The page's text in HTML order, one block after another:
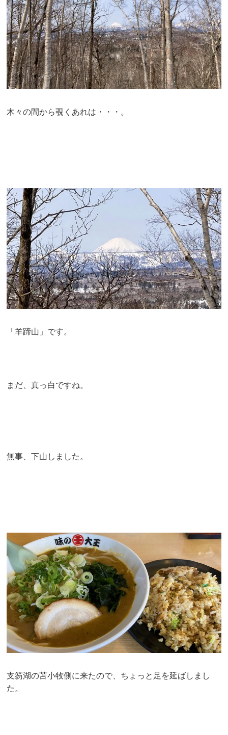
木々の間から覗くあれは・・・。
「羊蹄山」です。
まだ、真っ白ですね。
無事、下山しました。
支笏湖の苫小牧側に来たので、ちょっと足を延ばしまし
た。